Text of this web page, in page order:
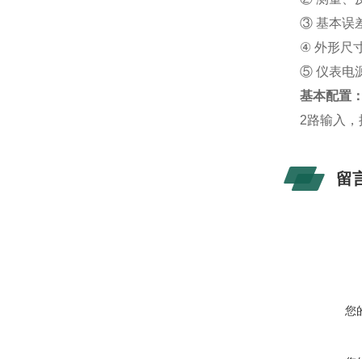
③ 基本误
④ 外形尺
⑤ 仪表电
基本配置
2路输入
留
您